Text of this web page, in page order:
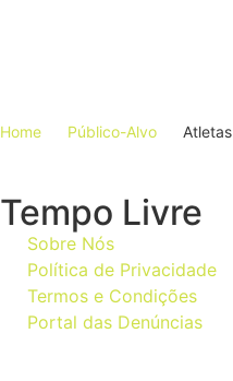
Home Público-Alvo Atletas
Tempo Livre
Sobre Nós
Política de Privacidade
Termos e Condições
Portal das Denúncias